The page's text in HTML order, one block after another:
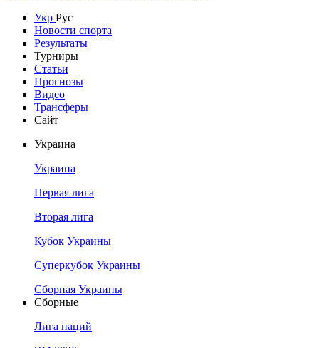
Укр Рус
Новости спорта
Результаты
Турниры
Статьи
Прогнозы
Видео
Трансферы
Сайт
Украина
Украина
Первая лига
Вторая лига
Кубок Украины
Суперкубок Украины
Сборная Украины
Сборные
Лига наций